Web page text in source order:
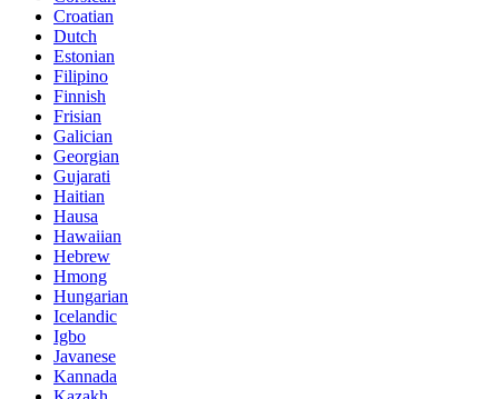
Croatian
Dutch
Estonian
Filipino
Finnish
Frisian
Galician
Georgian
Gujarati
Haitian
Hausa
Hawaiian
Hebrew
Hmong
Hungarian
Icelandic
Igbo
Javanese
Kannada